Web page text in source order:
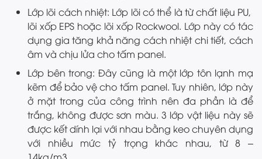
Lớp lõi cách nhiệt: Lớp lõi có thể là từ chất liệu PU,
lõi xốp EPS hoặc lõi xốp Rockwool. Lớp này có tác
dụng gia tăng khả năng cách nhiệt chi tiết, cách
âm và chịu lửa cho tấm panel.
Lớp bên trong: Đây cũng là một lớp tôn lạnh mạ
kẽm để bảo vệ cho tấm panel. Tuy nhiên, lớp này
ở mặt trong của công trình nên đa phần là để
trắng, không được sơn màu. 3 lớp vật liệu này sẽ
được kết dính lại với nhau bằng keo chuyên dụng
với nhiều mức tỷ trọng khác nhau, từ 8 –
14kg/m3.